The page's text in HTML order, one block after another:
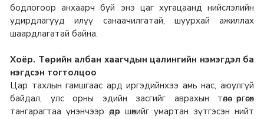
бодлогоор анхаарч буй энэ цаг хугацаанд нийслэлийн
удирдлагууд илүү санаачилгатай, шуурхай ажиллах
шаардлагатай байна.
Хоёр. Төрийн албан хаагчдын цалингийн нэмэгдэл ба
нэгдсэн тогтолцоо
Цар тахлын гамшгаас ард иргэдийнхээ амь нас, аюулгүй
байдал, улс орны эдийн засгийг аврахын төлөө өргөсөн
тангарагтаа үнэнчээр өдөр шөнийг умартан зүтгэсэн нийт